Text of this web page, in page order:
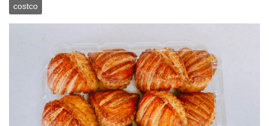
costco